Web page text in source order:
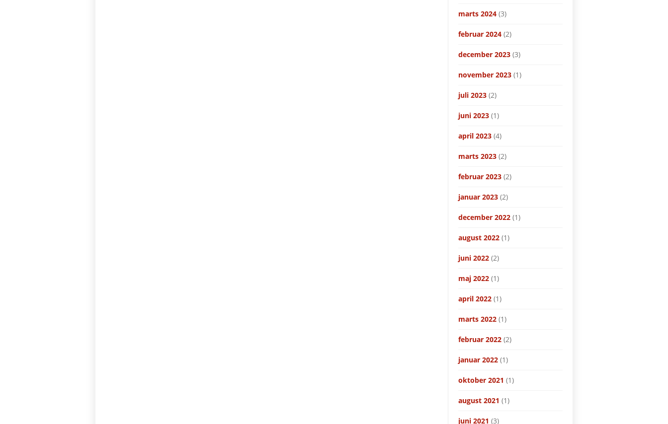
marts 2024 (3)
februar 2024 (2)
december 2023 (3)
november 2023 (1)
juli 2023 (2)
juni 2023 (1)
april 2023 (4)
marts 2023 (2)
februar 2023 (2)
januar 2023 (2)
december 2022 (1)
august 2022 (1)
juni 2022 (2)
maj 2022 (1)
april 2022 (1)
marts 2022 (1)
februar 2022 (2)
januar 2022 (1)
oktober 2021 (1)
august 2021 (1)
juni 2021 (3)